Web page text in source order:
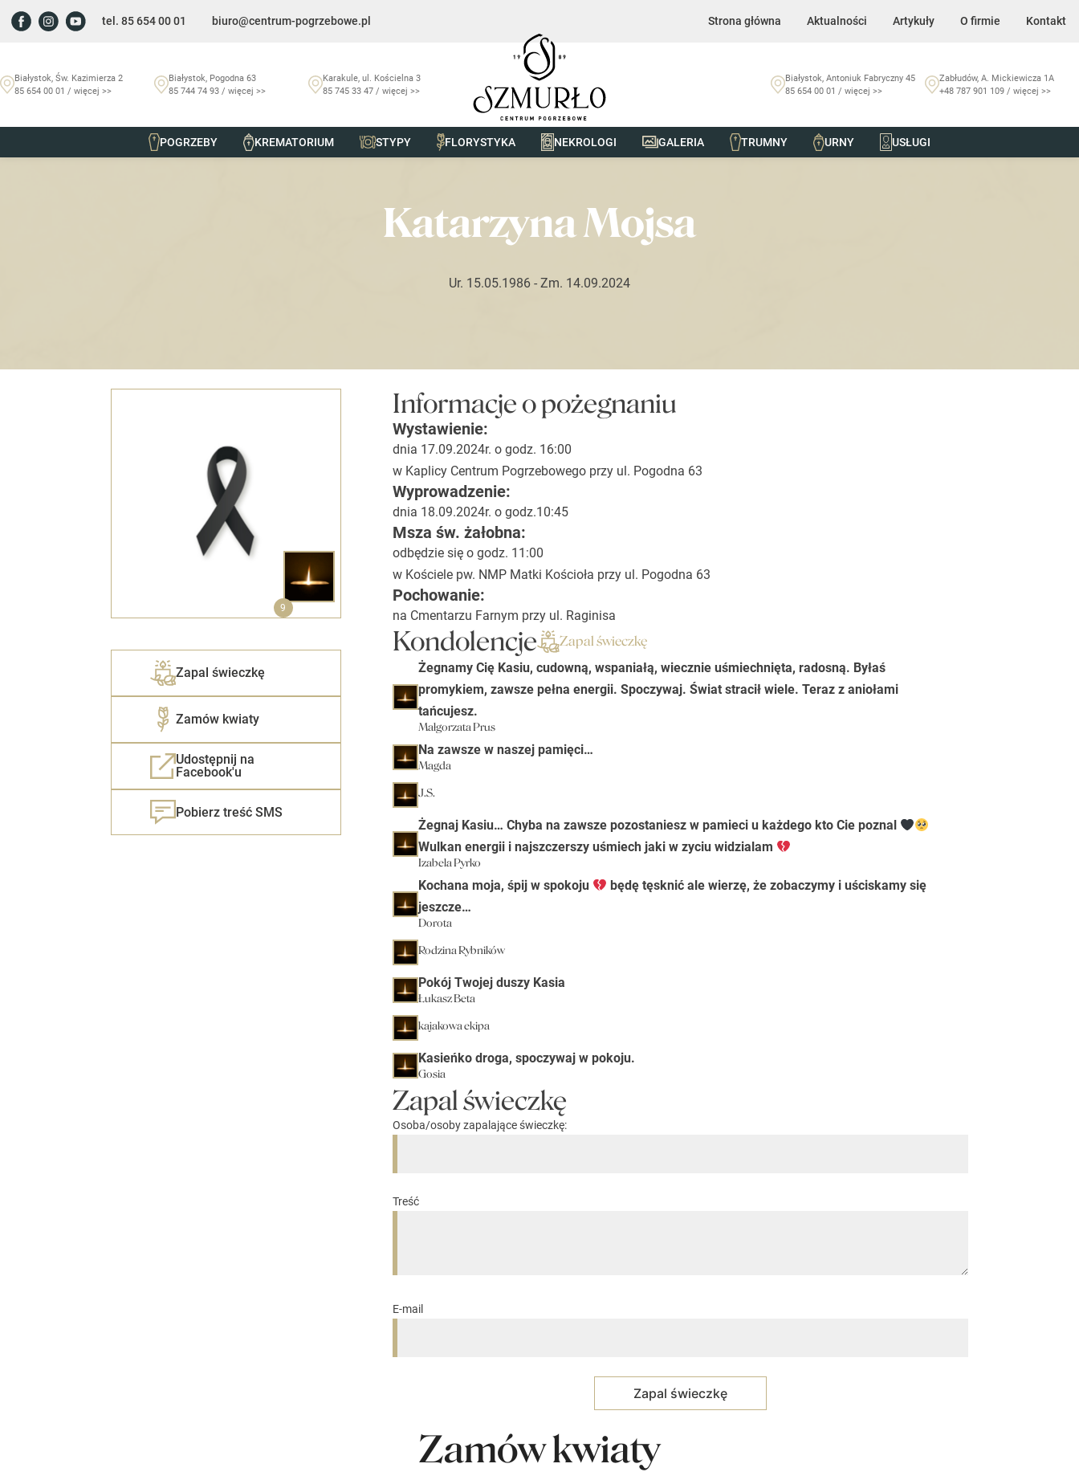
tel. 85 654 00 01 biuro@centrum-pogrzebowe.pl Strona główna Aktualności Artykuły O firmie Kontakt
Białystok, Św. Kazimierza 2
85 654 00 01 / więcej >>
Białystok, Pogodna 63
85 744 74 93 / więcej >>
Karakule, ul. Kościelna 3
85 745 33 47 / więcej >>
Białystok, Antoniuk Fabryczny 45
85 654 00 01 / więcej >>
Zabłudów, A. Mickiewicza 1A
+48 787 901 109 / więcej >>
POGRZEBY KREMATORIUM STYPY FLORYSTYKA NEKROLOGI GALERIA TRUMNY URNY USŁUGI
Szmurło Centrum Pogrzebowe /Nekrologi Katarzyna Mojsa
Katarzyna Mojsa
Ur. 15.05.1986 - Zm. 14.09.2024
9
Zapal świeczkę
Zamów kwiaty
Udostępnij na
Facebook'u
Pobierz treść SMS
Informacje o pożegnaniu
Wystawienie:
dnia 17.09.2024r. o godz. 16:00
w Kaplicy Centrum Pogrzebowego przy ul. Pogodna 63
Wyprowadzenie:
dnia 18.09.2024r. o godz.10:45
Msza św. żałobna:
odbędzie się o godz. 11:00
w Kościele pw. NMP Matki Kościoła przy ul. Pogodna 63
Pochowanie:
na Cmentarzu Farnym przy ul. Raginisa
Kondolencje
Zapal świeczkę
Żegnamy Cię Kasiu, cudowną, wspaniałą, wiecznie uśmiechnięta, radosną. Byłaś
promykiem, zawsze pełna energii. Spoczywaj. Świat stracił wiele. Teraz z aniołami
tańcujesz.
Małgorzata Prus
Na zawsze w naszej pamięci…
Magda
J.S.
Żegnaj Kasiu… Chyba na zawsze pozostaniesz w pamieci u każdego kto Cie poznal
Wulkan energii i najszczerszy uśmiech jaki w zyciu widzialam
Izabela Pyrko
Kochana moja, śpij w spokoju
będę tęsknić ale wierzę, że zobaczymy i uściskamy się
jeszcze…
Dorota
Rodzina Rybników
Pokój Twojej duszy Kasia
Łukasz Beta
kajakowa ekipa
Kasieńko droga, spoczywaj w pokoju.
Gosia
Zapal świeczkę
Osoba/osoby zapalające świeczkę:
Treść
E-mail
Zamów kwiaty